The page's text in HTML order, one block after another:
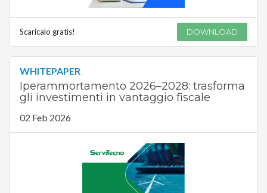
Scaricalo gratis! DOWNLOAD
WHITEPAPER
Iperammortamento 2026–2028: trasforma
gli investimenti in vantaggio fiscale
02 Feb 2026